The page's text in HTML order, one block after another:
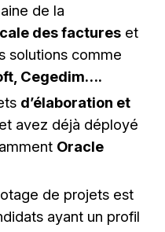
de la
des factureset
solutions comme
Cegedim….
d’élaboration et
avez déjà déployé
Oracle
de projets est
ayant un profil